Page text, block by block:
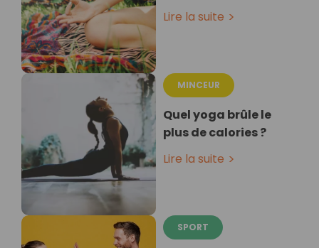
Lire la suite
MINCEUR
Quel yoga brûle le
plus de calories ?
Lire la suite
SPORT